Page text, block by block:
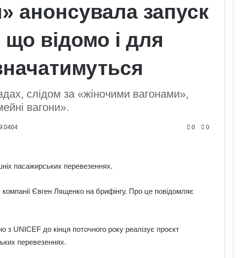
анонсувала запуск
що відомо і для
слідом за «жіночими вагонами»,
вагони».
0 0
пасажирських перевезеннях.
Євген Лященко на брифінгу. Про це повідомляє
з UNICEF до кінця поточного року реалізує проєкт
перевезеннях.